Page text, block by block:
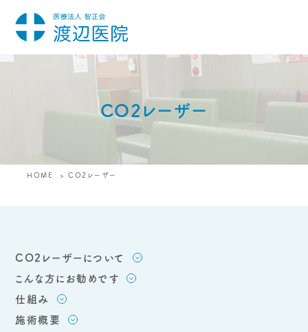
CO2レーザー
HOME CO2レーザー
CO2レーザーについて
こんな方にお勧めです
仕組み
施術概要